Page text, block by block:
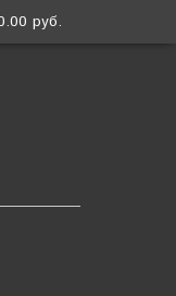
руб.